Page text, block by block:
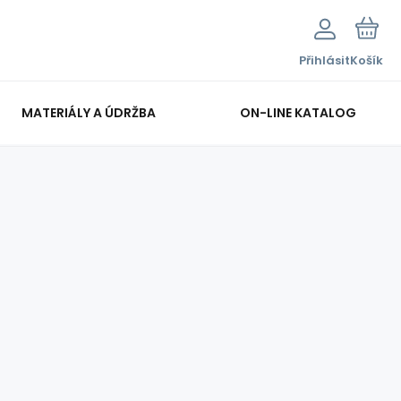
PřihlásitKošík
MATERIÁLY A ÚDRŽBA ON-LINE KATALOG